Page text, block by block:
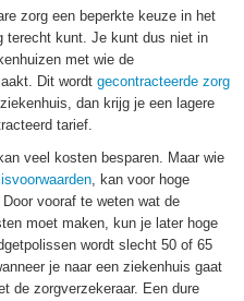
zorg een beperkte keuze in het
terecht kunt. Je kunt dus niet in
met wie de
Dit wordt gecontracteerde zorg
dan krijg je een lagere
tarief.
veel kosten besparen. Maar wie
, kan voor hoge
vooraf te weten wat de
moet maken, kun je later hoge
wordt slecht 50 of 65
je naar een ziekenhuis gaat
de zorgverzekeraar. Een dure